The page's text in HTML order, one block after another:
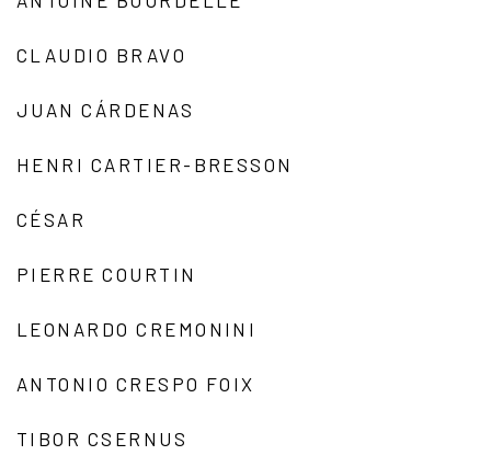
CLAUDIO BRAVO
JUAN CÁRDENAS
HENRI CARTIER-BRESSON
CÉSAR
PIERRE COURTIN
LEONARDO CREMONINI
ANTONIO CRESPO FOIX
TIBOR CSERNUS